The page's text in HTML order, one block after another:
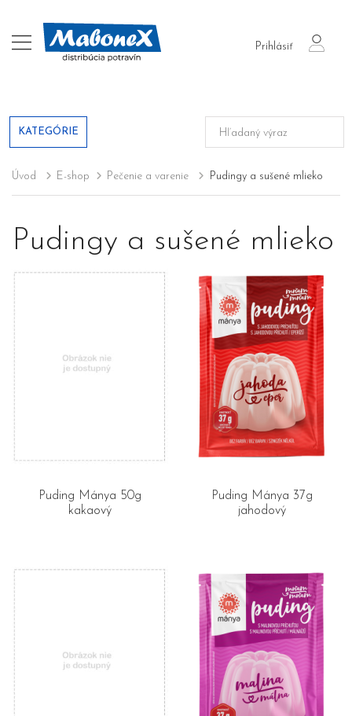
Prihlásiť
login
KATEGÓRIE
Úvod E-shop Pečenie a varenie Pudingy a sušené mlieko
Pudingy a sušené mlieko
Puding Mánya 50g
kakaový
Puding Mánya 37g
jahodový